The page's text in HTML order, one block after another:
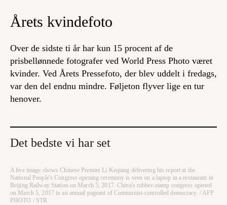
Årets kvindefoto
Over de sidste ti år har kun 15 procent af de
prisbellønnede fotografer ved World Press Photo været
kvinder. Ved Årets Pressefoto, der blev uddelt i fredags,
var den del endnu mindre. Føljeton flyver lige en tur
henover.
Det bedste vi har set
A live image shows Chinese Premier Li Keqiang delivering his report at the
National People's Congress opening ceremony is seen on a laptop in a restaurant in
Beijing Railway Station on March 5, 2017. China's rubber-stamp congress opened
on March 5, 2017 in an annual pageant of Communist-controlled democracy. / AFP
PHOTO / STR